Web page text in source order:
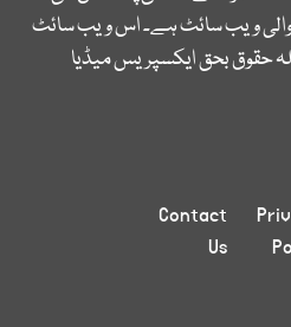
ویب سائٹ ہے۔ اس ویب سائٹ
حقوق بحق ایکسپریس میڈیا
Contact
Us